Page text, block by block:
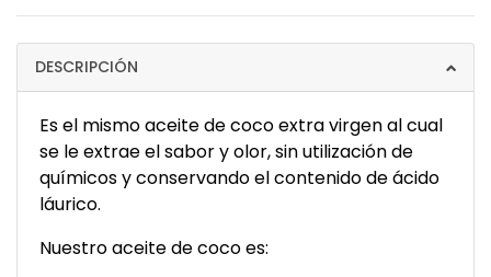
DESCRIPCIÓN
Es el mismo aceite de coco extra virgen al cual
se le extrae el sabor y olor, sin utilización de
químicos y conservando el contenido de ácido
láurico.
Nuestro aceite de coco es: